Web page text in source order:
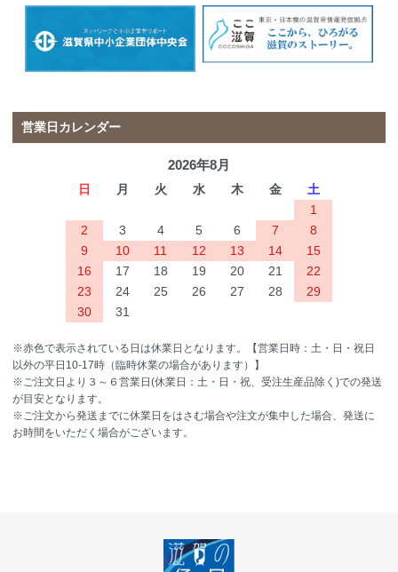
営業日カレンダー
2026年8月
日 月 火 水 木 金
土
1
2
3 4 5 6 7
8
9
10 11 12 13 14
15
16
17 18 19 20 21
22
23
24 25 26 27 28
29
30
31
※赤色で表示されている日は休業日となります。【営業日時：土・日・祝日
以外の平日10-17時（臨時休業の場合があります）】
※ご注文日より３～６営業日(休業日：土・日・祝、受注生産品除く)での発送
が目安となります。
※ご注文から発送までに休業日をはさむ場合や注文が集中した場合、発送に
お時間をいただく場合がございます。